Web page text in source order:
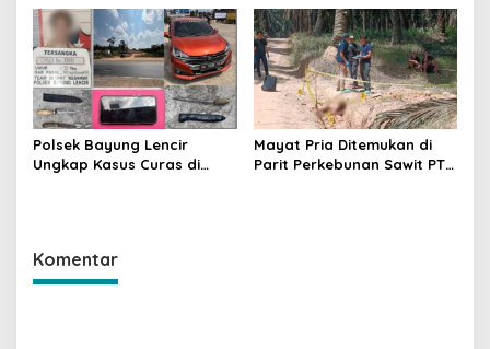
Penindakan dan
Pencegahan Terus
Dilakukan
Hukum Dipertanyakan
Polsek Bayung Lencir
Ungkap Kasus Curas di
Mayat Pria Ditemukan di
Parit Perkebunan Sawit PT
Komentar